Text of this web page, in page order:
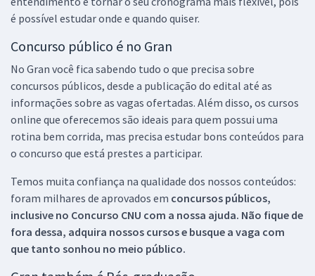
é possível estudar onde e quando quiser.
Concurso público é no Gran
No Gran você fica sabendo tudo o que precisa sobre
concursos públicos, desde a publicação do edital até as
informações sobre as vagas ofertadas. Além disso, os cursos
online que oferecemos são ideais para quem possui uma
rotina bem corrida, mas precisa estudar bons conteúdos para
o concurso que está prestes a participar.
Temos muita confiança na qualidade dos nossos conteúdos:
foram milhares de aprovados em concursos públicos,
inclusive no Concurso CNU com a nossa ajuda. Não fique de
fora dessa, adquira nossos cursos e busque a vaga com
que tanto sonhou no meio público.